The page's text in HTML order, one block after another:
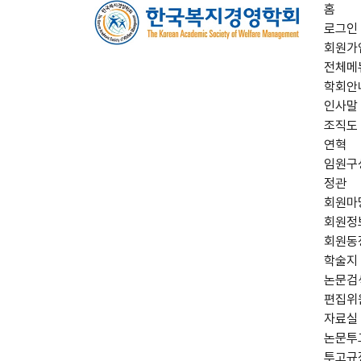
홈
로그인
회원가
전체메
학회안
인사말
조직도
연혁
임원구
정관
회원마
회원정
회원동
학술지
논문검
편집위
자료실
논문투
투고규